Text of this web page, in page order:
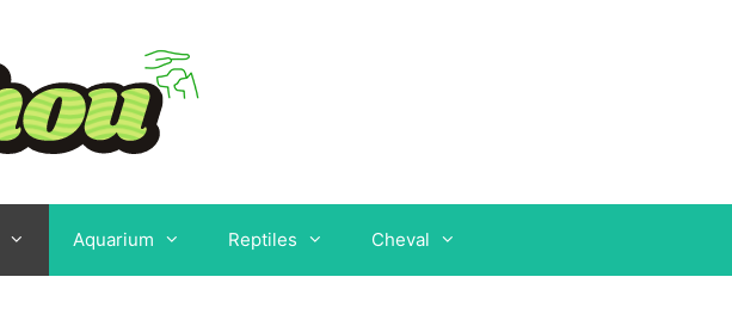
Aquarium Reptiles Cheval